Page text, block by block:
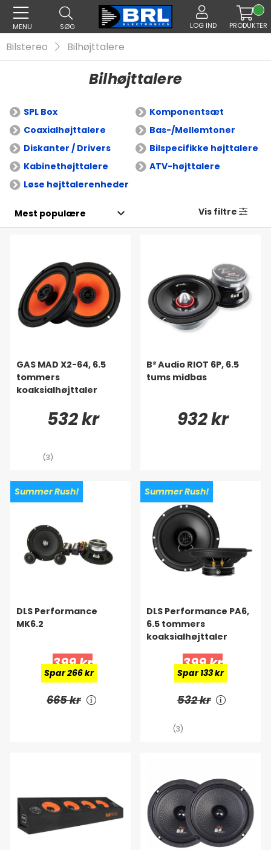
MENU SØG LOG IND PRODUKTER
Bilstereo Bilhøjttalere
Bilhøjttalere
SPL Box
Komponentsæt
Coaxialhøjttalere
Bas-/Mellemtoner
Diskanter / Drivers
Bilspecifikke højttalere
Kabinethøjttalere
ATV-højttalere
Løse højttalerenheder
Vis filtre
GAS MAD X2-64, 6.5
tommers
koaksialhøjttaler
532 kr
(3)
B² Audio RIOT 6P, 6.5
tums midbas
932 kr
Summer Rush!
DLS Performance
MK6.2
399 kr
Spar 266 kr
665 kr
Summer Rush!
DLS Performance PA6,
6.5 tommers
koaksialhøjttaler
399 kr
Spar 133 kr
532 kr
(3)